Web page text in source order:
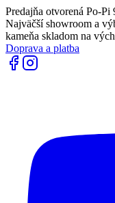
Predajňa otvorená Po-
Najväčší showroom a
kameňa skladom na
Doprava a platba